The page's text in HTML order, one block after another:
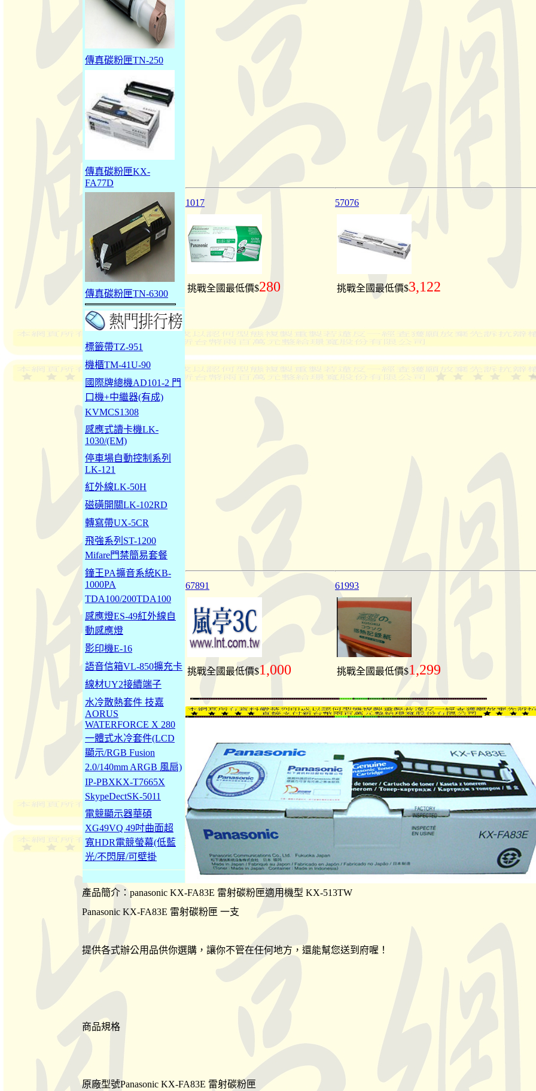
傳真碳粉匣TN-250
傳真碳粉匣KX-
FA77D
傳真碳粉匣TN-6300
標籤帶TZ-951
機櫃TM-41U-90
國際牌總機AD101-2 門
口機+中繼器(有成)
KVMCS1308
感應式讀卡機LK-
1030/(EM)
停車場自動控制系列
LK-121
紅外線LK-50H
磁磺開關LK-102RD
轉寫帶UX-5CR
飛強系列ST-1200
Mifare門禁簡易套餐
鐘王PA擴音系統KB-
1000PA
TDA100/200TDA100
感應燈ES-49紅外線自
動感應燈
影印機E-16
語音信箱VL-850擴充卡
線材UY2接續端子
水冷散熱套件 技嘉
AORUS
WATERFORCE X 280
一體式水冷套件(LCD
顯示/RGB Fusion
2.0/140mm ARGB 風扇)
IP-PBXKX-T7665X
SkypeDectSK-5011
電競顯示器華碩
XG49VQ 49吋曲面超
寬HDR電競螢幕(低藍
光/不閃屏/可壁掛
1017
挑戰全國最低價$280
57076
挑戰全國最低價$3,122
67891
挑戰全國最低價$1,000
61993
挑戰全國最低價$1,299
產品簡介：panasonic KX-FA83E 雷射碳粉匣適用機型 KX-513TW
Panasonic KX-FA83E 雷射碳粉匣 一支
提供各式辦公用品供你選購，讓你不管在任何地方，還能幫您送到府喔！
商品規格
原廠型號Panasonic KX-FA83E 雷射碳粉匣